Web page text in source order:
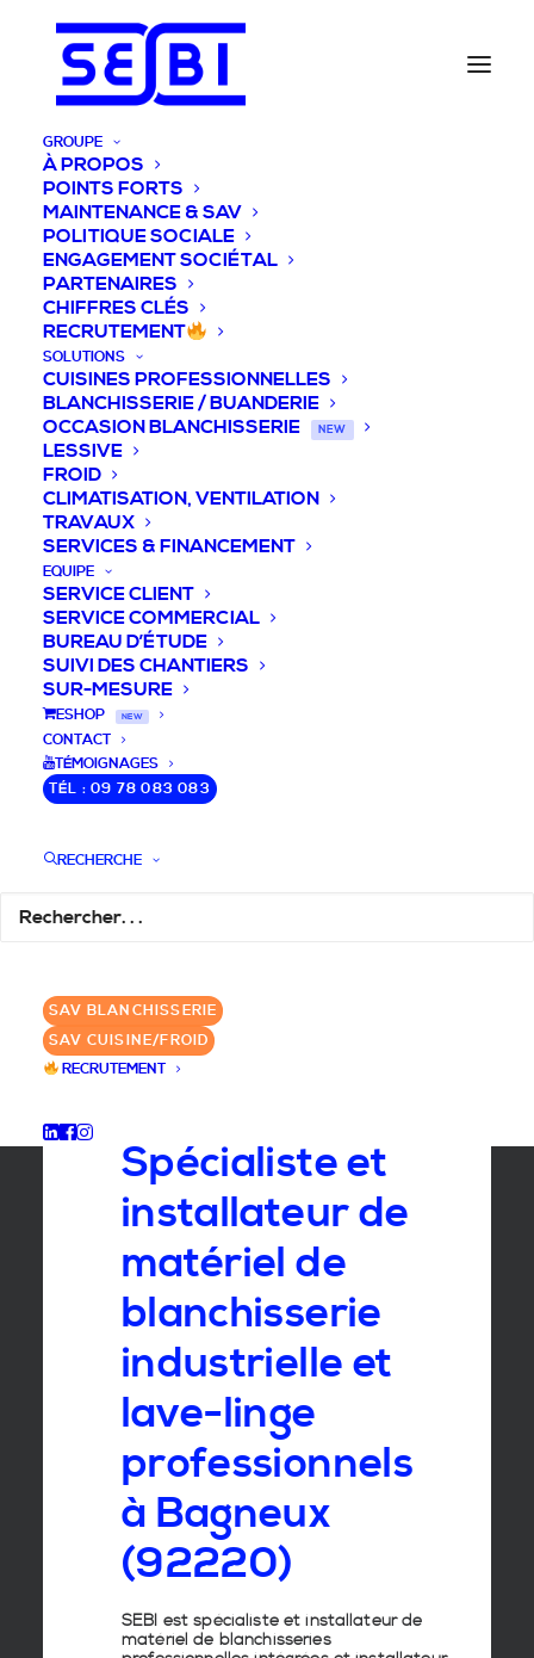
GROUPE
À PROPOS
POINTS FORTS
MAINTENANCE & SAV
POLITIQUE SOCIALE
ENGAGEMENT SOCIÉTAL
PARTENAIRES
CHIFFRES CLÉS
RECRUTEMENT
SOLUTIONS
CUISINES PROFESSIONNELLES
BLANCHISSERIE / BUANDERIE
OCCASION BLANCHISSERIE
NEW
LESSIVE
FROID
CLIMATISATION, VENTILATION
TRAVAUX
SERVICES & FINANCEMENT
EQUIPE
SERVICE CLIENT
SERVICE COMMERCIAL
BUREAU D’ÉTUDE
SUIVI DES CHANTIERS
SUR-MESURE
ESHOP NEW
CONTACT
TÉMOIGNAGES
TÉL : 09 78 083 083
RECHERCHE
SAV BLANCHISSERIE
SAV CUISINE/FROID
RECRUTEMENT
DEVIS / CONSEILS /
QUESTIONS
votre projet de blanchisserie intégrée!
✆ 09 78 083 083
Spécialiste et
installateur de
matériel de
blanchisserie
industrielle et
lave-linge
professionnels
à Bagneux
(92220)
SEBI est spécialiste et installateur de
matériel de blanchisseries